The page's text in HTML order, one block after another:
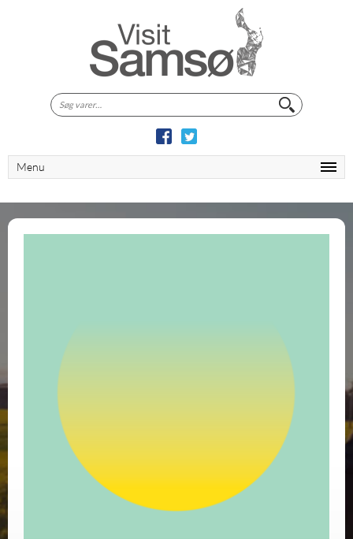
Søg
efter:
Menu